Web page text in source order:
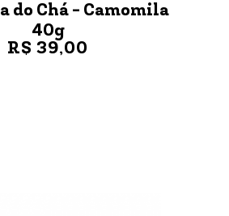
do Chá - Camomila
40g
R$ 39,00